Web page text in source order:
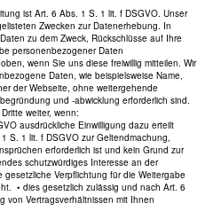
ist Art. 6 Abs. 1 S. 1 lit. f DSGVO. Unser
Zwecken zur Datenerhebung. In
zu dem Zweck, Rückschlüsse auf Ihre
personenbezogener Daten
wenn Sie uns diese freiwillig mitteilen. Wir
Daten, wie beispielsweise Name,
der Webseite, ohne weitergehende
und -abwicklung erforderlich sind.
weiter, wenn:
ausdrückliche Einwilligung dazu erteilt
S. 1 lit. f DSGVO zur Geltendmachung,
erforderlich ist und kein Grund zur
schutzwürdiges Interesse an der
Verpflichtung für die Weitergabe
• dies gesetzlich zulässig und nach Art. 6
von Vertragsverhältnissen mit Ihnen